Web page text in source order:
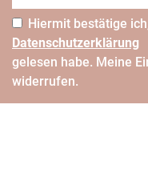
Hiermit bestätige
Daten­schutz­erklärung
gelesen habe. Meine
widerrufen.